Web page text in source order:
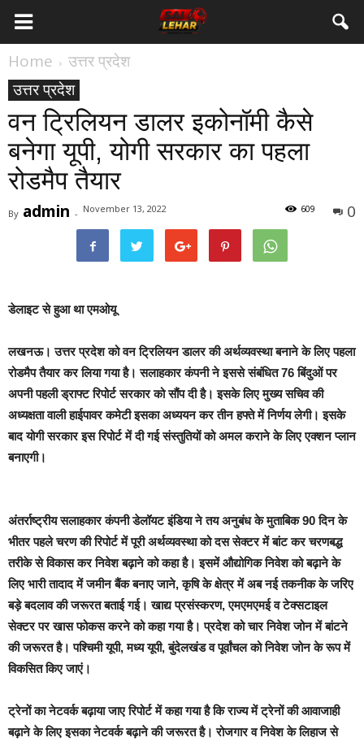
Home
उत्तर प्रदेश
उत्तर प्रदेश
वन ट्रिलियन डालर इकोनॉमी कैसे
बनेगा यूपी, योगी सरकार का पहला
रोडमैप तैयार
By admin - November 13, 2022 0
609
डेलाइट से हुआ था एमओयू
लखनऊ। उत्तर प्रदेश को वन ट्रिलियन डालर की अर्थव्यवस्था बनाने के लिए पहला
रोडमैप तैयार कर लिया गया है। सलाहकार कंपनी ने इससे संबंधित 76 बिंदुओं पर
अपनी पहली ड्राफ्ट रिपोर्ट सरकार को सौंप दी है। इसके लिए मुख्य सचिव की
अध्यक्षता वाली हाईपावर कमेटी इसका अध्ययन कर तीन हफ्ते में निर्णय लेगी। इसके
बाद योगी सरकार इस रिपोर्ट में दी गई संस्तुतियों को अमल कराने के लिए एक्शन प्लान
बनाएगी।
अंतर्राष्ट्रीय सलाहकार कंपनी डेलॉयट इंडिया ने तय अनुबंध के मुताबिक 90 दिन के
भीतर पहले चरण की रिपोर्ट में पूरी अर्थव्यवस्था को दस सेक्टर में बांट कर चरणबद्ध
तरीके से विकास कर निवेश बढ़ाने को कहा है। इसमें औद्योगिक निवेश को बढ़ाने के
लिए भारी तादाद में जमीन बैंक बनाए जाने, कृषि के क्षेत्र में अब नई तकनीक के जरिए
बड़े बदलाव की जरूरत बताई गई। खाद्य प्रसंस्करण, एमएमएमई व टेक्सटाइल
सेक्टर पर खास फोकस करने को कहा गया है। प्रदेश को चार निवेश जोन में बांटने
की जरूरत है। पश्चिमी यूपी, मध्य यूपी, बुंदेलखंड व पूर्वांचल को निवेश जोन के रूप में
विकसित किए जाएं।
ट्रेनों का नेटवर्क बढ़ाया जाए रिपोर्ट में कहा गया है कि राज्य में ट्रेनों की आवाजाही
बढ़ाने के लिए इसका नेटवर्क बढ़ाने की जरूरत है। रोजगार व निवेश के लिहाज से